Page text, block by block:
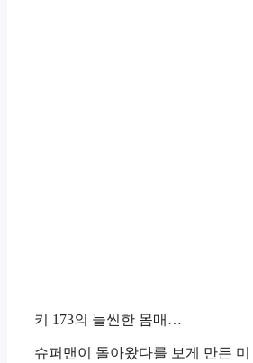
키 173의 늘씬한 몸매…
슈퍼맨이 돌아왔다를 보게 만든 미